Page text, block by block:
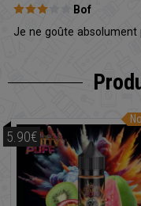
Bof
Je ne goûte absolument
5.90€